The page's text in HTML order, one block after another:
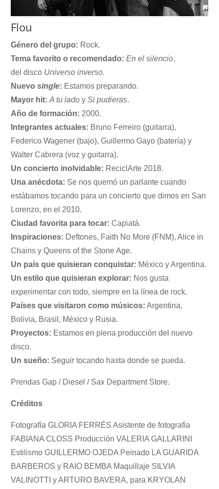
Flou
Género del grupo: Rock.
Tema favorito o recomendado: En el silencio,
del disco Universo inverso.
Nuevosingle: Estamos preparando.
Mayor hit: A tu lado ySi pudieras.
Año de formación: 2000.
Integrantes actuales: Bruno Ferreiro (guitarra),
Federico Wagener (bajo), Guillermo Gayo (batería) y
Walter Cabrera (voz y guitarra).
Un concierto inolvidable: ReciclArte 2018.
Una anécdota: Se nos quemó un parlante cuando
estábamos tocando para un concierto que dimos en San
Lorenzo, en el 2010.
Ciudad favorita para tocar: Capiatá.
Inspiraciones: Deftones, Faith No More (FNM), Alice in
Chains y Queens of the Stone Age.
Un país que quisieran conquistar: México y Argentina.
Un estilo que quisieran explorar: Nos gusta
experimentar con todo, siempre en la línea de rock.
Países que visitaron como músicos: Argentina,
Bolivia, Brasil, México y Rusia.
Proyectos: Estamos en plena producción del nuevo
disco.
Un sueño: Seguir tocando hasta donde se pueda.
Prendas Gap / Diesel / Sax Department Store.
Créditos
Fotografía GLORIA FERRÉS Asistente de fotografía
FABIANA CLOSS Producción VALERIA GALLARINI
Estilismo GUILLERMO OJEDA Peinado LA GUARIDA
BARBEROS y RAIO BEMBA Maquillaje SILVIA
VALINOTTI y ARTURO BAVERA, para KRYOLAN